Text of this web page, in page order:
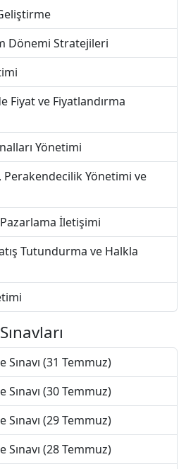
Dönemi Stratejileri
Fiyat ve Fiyatlandırma
Yönetimi
Perakendecilik Yönetimi ve
İletişimi
Tutundurma ve Halkla
(31 Temmuz)
(30 Temmuz)
(29 Temmuz)
(28 Temmuz)